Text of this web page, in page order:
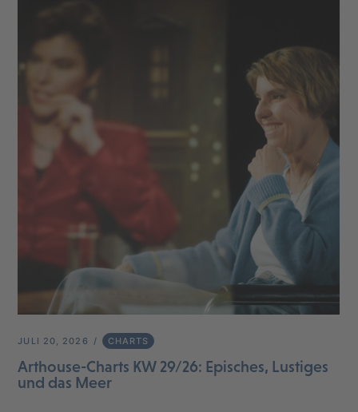
JULI 20, 2026 CHARTS
Arthouse-Charts KW 29/26: Episches, Lustiges
und das Meer